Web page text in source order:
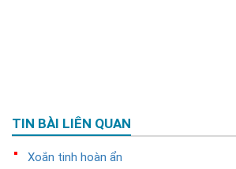
TIN BÀI LIÊN QUAN
Xoắn tinh hoàn ẩn